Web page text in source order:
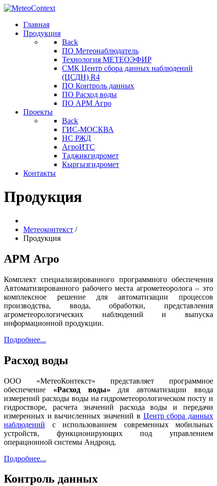
Главная
Продукция
Back
ПО Метеонаблюдатель
Технология МЕТЕОЭФИР
СМК Центр сбора данных наблюдений
(ЦСДН) R4
ПО Контроль данных
ПО Расход воды
ПО АРМ Агро
Проекты
Back
ГИС-МОСКВА
НС РЖД
АгроИТС
Таджикгидромет
Кыргызгидромет
Контакты
Продукция
Метеоконтекст /
Продукция
АРМ Агро
Комплект специализированного программного обеспечения
Автоматизированного рабочего места агрометеоролога – это
комплексное решение для автоматизации процессов
производства, ввода, обработки, представления
агрометеорологических наблюдений и выпуска
информационной продукции.
Подробнее...
Расход воды
ООО «МетеоКонтекст» представляет программное
обеспечение «Расход воды» для автоматизации ввода
измерений расходы воды на гидрометеорологическом посту и
гидростворе, расчета значений расхода воды и передачи
измеренных и вычисленных значений в Центр сбора данных
наблюдений с использованием современных мобильных
устройств, функционирующих под управлением
операционной системы Андроид.
Подробнее...
Контроль данных